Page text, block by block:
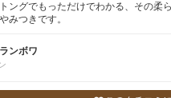
ングでもっただけでわかる、その
みつきです。
ンボワ